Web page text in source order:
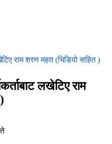
राम शरण महत (भिडियो सहित )
लखेटिए राम